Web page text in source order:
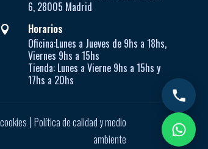
6, 28005 Madrid

Horarios
Oficina:Lunes a Jueves de9hs a 18hs,
Viernes 9hs a 15hs
Tienda: Lunes a Vierne9hs a 15hs y
17hs a 20hs
| Política de calidad y medio
ambiente